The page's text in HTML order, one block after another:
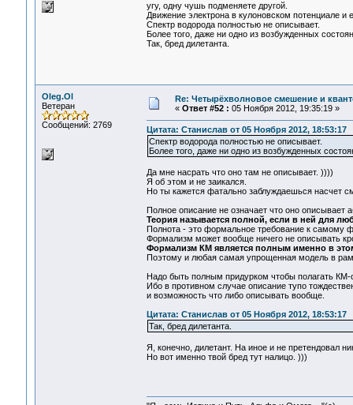
угу, одну чушь подменяете другой.
Движение электрона в кулоновском потенциале и
Спектр водорода полностью не описывает.
Более того, даже ни одно из возбужденных
Так, бред дилетанта.
Oleg.Ol
Ветеран
Сообщений: 2769
Re: Четырёхволновое смешение и
« Ответ #52 : 05 Ноября 2012, 19:35:19 »
Цитата: Станислав от 05 Ноября 2012, 18:53:17
Спектр водорода полностью не описывает.
Более того, даже ни одно из возбужденных
Да мне насрать что оно там не описывает. ))))
Я об этом и не заикался.
Но ты кажется фатально заблуждаешься насчет
Полное описание не означает что оно описывает
Теория называется полной, если в ней для
Полнота - это формальное требование к самому
Формализм может вообще ничего не описывать
Формализм КМ является полным именно в
Поэтому и любая самая упрощенная модель в
Надо быть полным придурком чтобы полагать
Ибо в противном случае описание тупо
и возможность что либо описывать вообще.
Цитата: Станислав от 05 Ноября 2012, 18:53:17
Так, бред дилетанта.
Я, конечно, дилетант. На иное и не претендовал
Но вот именно твой бред тут налицо. )))